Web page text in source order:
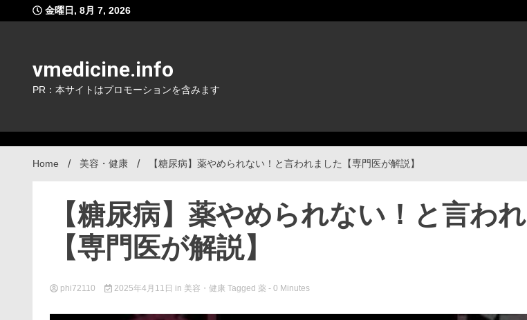
to
金曜日, 8月 7, 2026
vmedicine.info
PR：本サイトはプロモーションを含みます
Home 美容・健康 【糖尿病】薬やめられない！と言われました【専門医が解説】
【糖尿病】薬やめられない！と言わ
【専門医が解説】
phi72110 2025年4月11日 in 美容・健康 Tagged 薬 - 0 Minutes